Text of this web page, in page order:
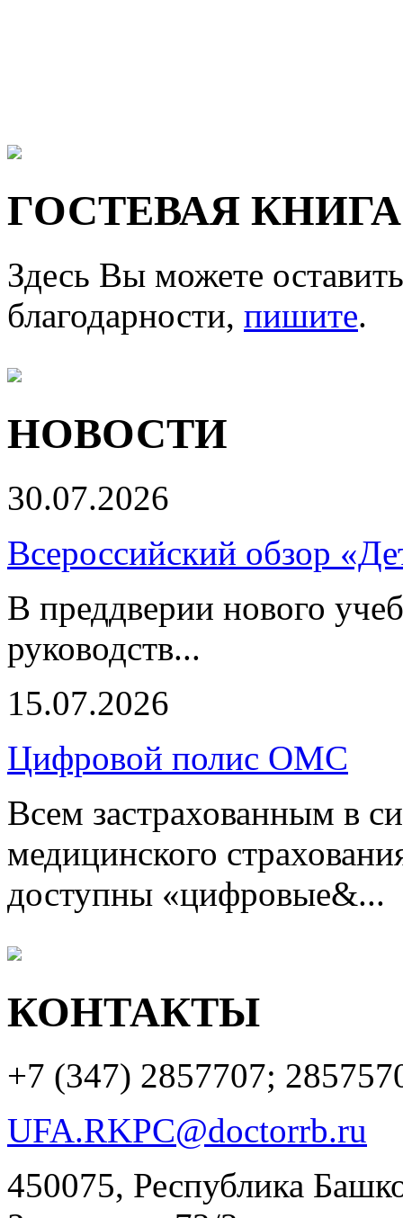
ГОСТЕВАЯ КНИГА
Здесь Вы можете
благодарности, пишите.
НОВОСТИ
30.07.2026
Всероссийский обзор
В преддверии нового
руководств...
15.07.2026
Цифровой полис ОМС
Всем застрахованным в
медицинского
доступны «цифровые&...
КОНТАКТЫ
+7 (347) 2857707;
UFA.RKPC@doctorrb.ru
450075, Республика